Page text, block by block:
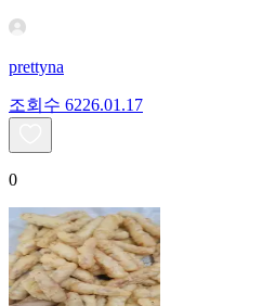
prettyna
조회수 6226.01.17
0